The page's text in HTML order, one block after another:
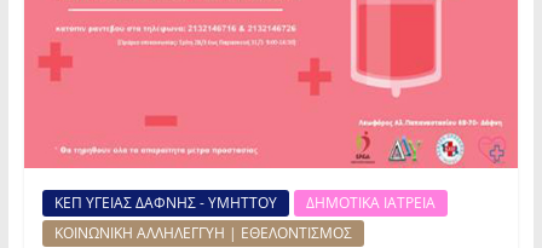
ΚΕΠ ΥΓΕΙΑΣ ΔΑΦΝΗΣ - ΥΜΗΤΤΟΥ
ΔΗΜΟΤΙΚΑ ΙΑΤΡΕΙΑ
ΚΟΙΝΩΝΙΚΗ ΑΛΛΗΛΕΓΓΥΗ | ΕΘΕΛΟΝΤΙΣΜΟΣ